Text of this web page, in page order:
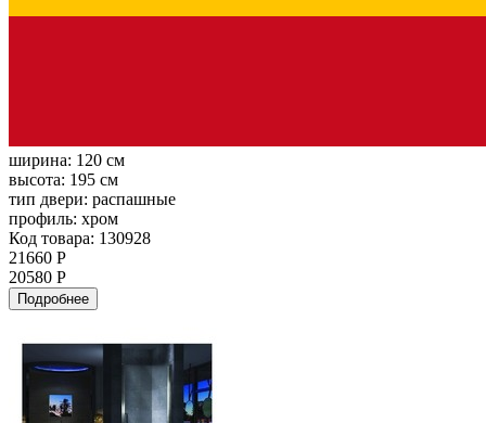
ширина: 120 см
высота: 195 см
тип двери: распашные
профиль: хром
Код товара: 130928
21660 Р
20580 Р
Подробнее